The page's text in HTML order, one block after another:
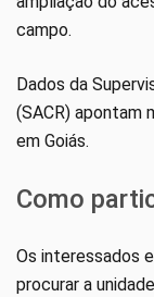
campo.
Dados da
(SACR) apontam
em Goiás.
Como
Os interessados
procurar a